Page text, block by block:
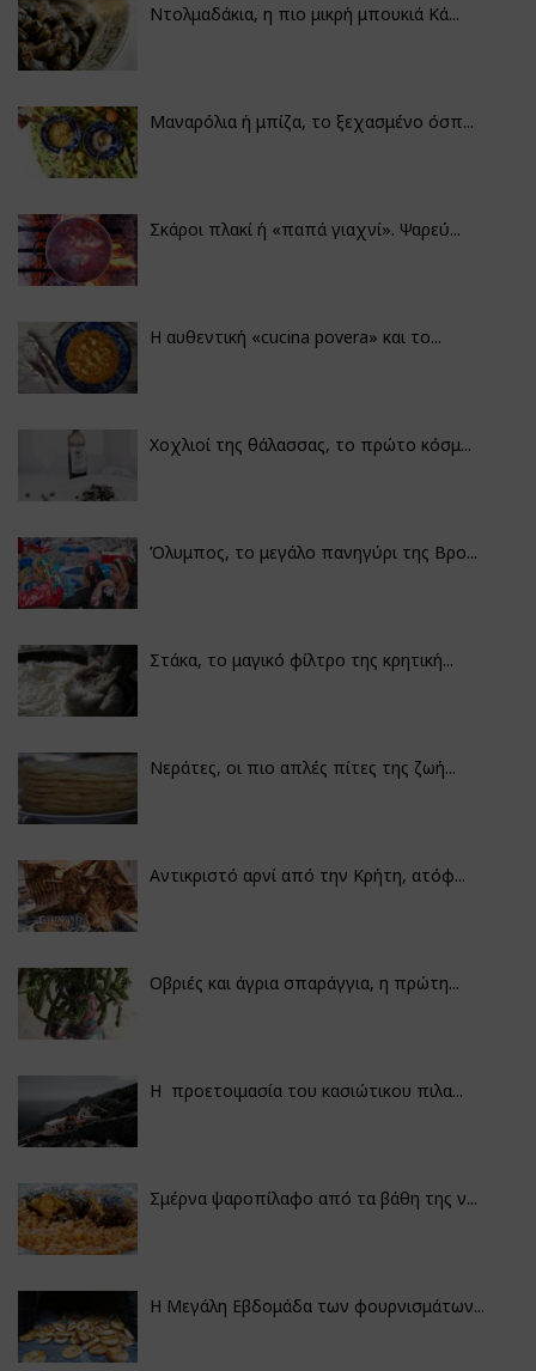
Ντολμαδάκια, η πιο μικρή μπουκιά Κά...
Μαναρόλια ή μπίζα, το ξεχασμένο όσπ...
Σκάροι πλακί ή «παπά γιαχνί». Ψαρεύ...
Η αυθεντική «cucina povera» και το...
Χοχλιοί της θάλασσας, το πρώτο κόσμ...
Όλυμπος, το μεγάλο πανηγύρι της Βρο...
Στάκα, το μαγικό φίλτρο της κρητική...
Νεράτες, οι πιο απλές πίτες της ζωή...
Αντικριστό αρνί από την Κρήτη, ατόφ...
Οβριές και άγρια σπαράγγια, η πρώτη...
Η προετοιμασία του κασιώτικου πιλα...
Σμέρνα ψαροπίλαφο από τα βάθη της ν...
Η Μεγάλη Εβδομάδα των φουρνισμάτων...